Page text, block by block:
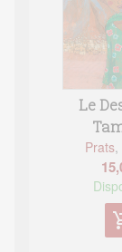
Le
Prats,